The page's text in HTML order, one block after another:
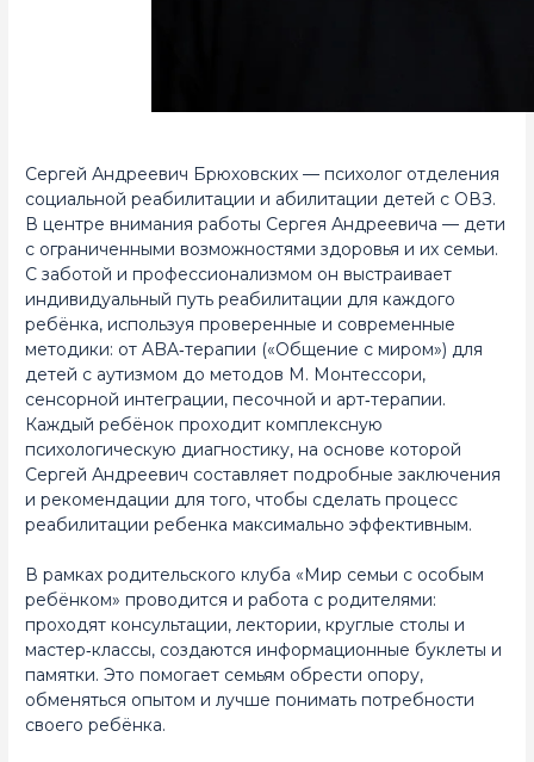
Сергей Андреевич Брюховских — психолог отделения
социальной реабилитации и абилитации детей с ОВЗ.
В центре внимания работы Сергея Андреевича — дети
с ограниченными возможностями здоровья и их семьи.
С заботой и профессионализмом он выстраивает
индивидуальный путь реабилитации для каждого
ребёнка, используя проверенные и современные
методики: от ABA‑терапии («Общение с миром») для
детей с аутизмом до методов М. Монтессори,
сенсорной интеграции, песочной и арт‑терапии.
Каждый ребёнок проходит комплексную
психологическую диагностику, на основе которой
Сергей Андреевич составляет подробные заключения
и рекомендации для того, чтобы сделать процесс
реабилитации ребенка максимально эффективным.
В рамках родительского клуба «Мир семьи с особым
ребёнком» проводится и работа с родителями:
проходят консультации, лектории, круглые столы и
мастер‑классы, создаются информационные буклеты и
памятки. Это помогает семьям обрести опору,
обменяться опытом и лучше понимать потребности
своего ребёнка.